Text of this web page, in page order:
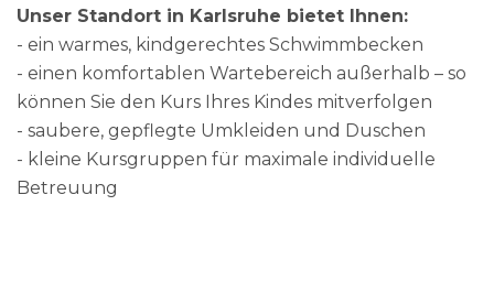
Unser Standort in Karlsruhe bietet Ihnen:
- ein warmes, kindgerechtes Schwimmbecken
- einen komfortablen Wartebereich außerhalb – so
können Sie den Kurs Ihres Kindes mitverfolgen
- saubere, gepflegte Umkleiden und Duschen
- kleine Kursgruppen für maximale individuelle
Betreuung